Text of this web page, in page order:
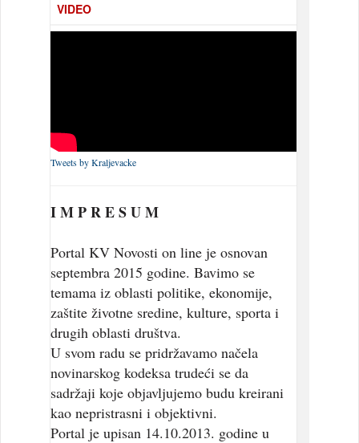
VIDEO
Tweets by Kraljevacke
I M P R E S U M
Portal KV Novosti on line je osnovan
septembra 2015 godine. Bavimo se
temama iz oblasti politike, ekonomije,
zaštite životne sredine, kulture, sporta i
drugih oblasti društva.
U svom radu se pridržavamo načela
novinarskog kodeksa trudeći se da
sadržaji koje objavljujemo budu kreirani
kao nepristrasni i objektivni.
Portal je upisan 14.10.2013. godine u